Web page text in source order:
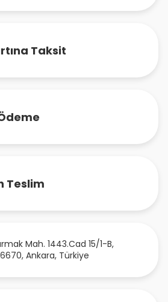
Taksit
Teslim
Mah. 1443.Cad 15/1-B,
, Ankara, Türkiye